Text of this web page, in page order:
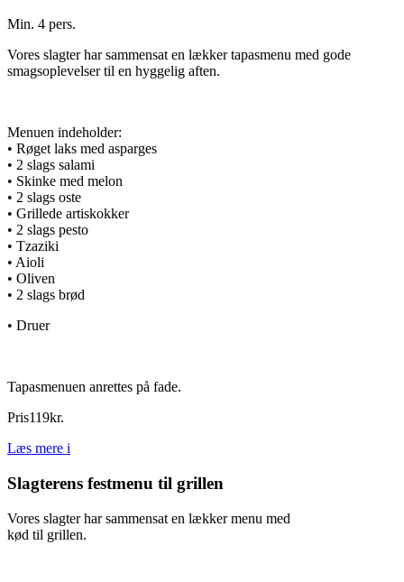
Min. 4 pers.
Vores slagter har sammensat en lækker tapasmenu med gode
smagsoplevelser til en hyggelig aften.
Menuen indeholder:
• Røget laks med asparges
• 2 slags salami
• Skinke med melon
• 2 slags oste
• Grillede artiskokker
• 2 slags pesto
• Tzaziki
• Aioli
• Oliven
• 2 slags brød
• Druer
Tapasmenuen anrettes på fade.
Pris119kr.
Læs mere i
Slagterens festmenu til grillen
Vores slagter har sammensat en lækker menu med
kød til grillen.